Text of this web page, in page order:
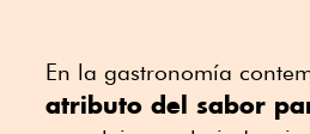
En la gastronomía
atributo del sabor